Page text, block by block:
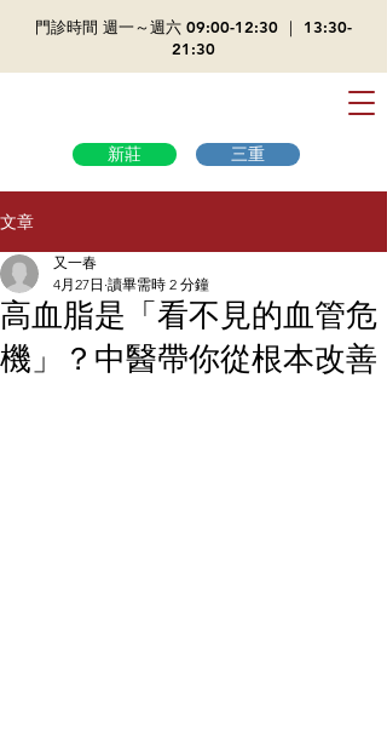
​門診時間 週一～週六 09:00-12:30 ｜ 13:30-
21:30
新莊 三重
文章
高血脂是「看不見的血管危
機」？中醫帶你從根本改善
又一春
4月27日 讀畢需時 2 分鐘